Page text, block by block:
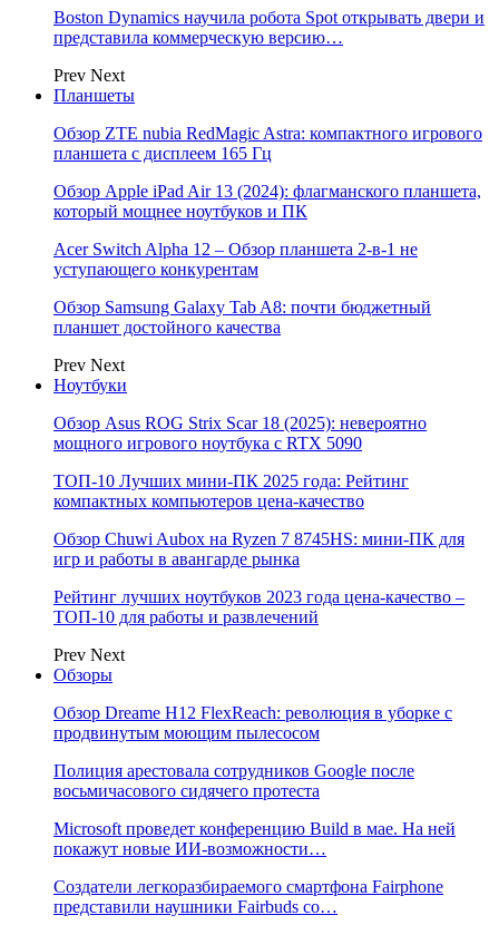
Boston Dynamics научила робота Spot открывать двери и
представила коммерческую версию…
Prev Next
Планшеты
Обзор ZTE nubia RedMagic Astra: компактного игрового
планшета с дисплеем 165 Гц
Обзор Apple iPad Air 13 (2024): флагманского планшета,
который мощнее ноутбуков и ПК
Acer Switch Alpha 12 – Обзор планшета 2-в-1 не
уступающего конкурентам
Обзор Samsung Galaxy Tab A8: почти бюджетный
планшет достойного качества
Prev Next
Ноутбуки
Обзор Asus ROG Strix Scar 18 (2025): невероятно
мощного игрового ноутбука с RTX 5090
ТОП-10 Лучших мини-ПК 2025 года: Рейтинг
компактных компьютеров цена-качество
Обзор Chuwi Aubox на Ryzen 7 8745HS: мини-ПК для
игр и работы в авангарде рынка
Рейтинг лучших ноутбуков 2023 года цена-качество –
ТОП-10 для работы и развлечений
Prev Next
Обзоры
Обзор Dreame H12 FlexReach: революция в уборке с
продвинутым моющим пылесосом
Полиция арестовала сотрудников Google после
восьмичасового сидячего протеста
Microsoft проведет конференцию Build в мае. На ней
покажут новые ИИ-возможности…
Создатели легкоразбираемого смартфона Fairphone
представили наушники Fairbuds со…